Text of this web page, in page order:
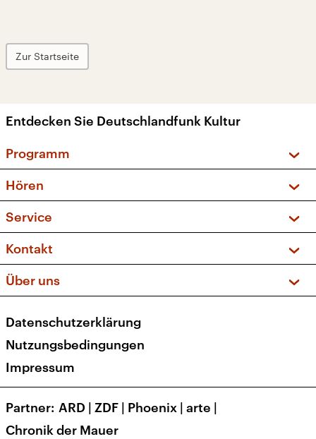
Zur Startseite
Entdecken Sie Deutschlandfunk Kultur
Programm
Sendungen und Podcasts
Musikliste
Kakadu – Das Kinderprogramm
Hören
Frequenzen (UKW + DAB+)
Service
FAQ
Apps
Newsletter
Veranstaltungen
Kontakt
Social Media
Über uns
Presse
Karriere
Transparenz
Datenschutzerklärung
Nutzungsbedingungen
Impressum
Partner ARD | ZDF | Phoenix | arte |
Chronik der Mauer